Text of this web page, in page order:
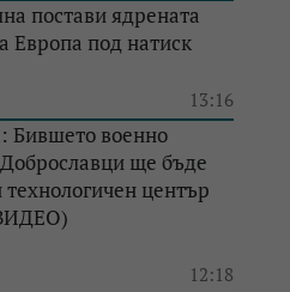
постави ядрената
Европа под натиск
13:16
Бившето военно
ще бъде
център
12:18